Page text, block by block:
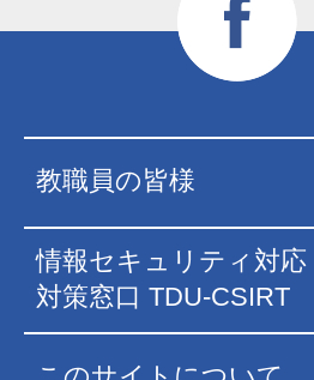
教職員の皆様
情報セキュリティ対応
対策窓口 TDU-CSIRT